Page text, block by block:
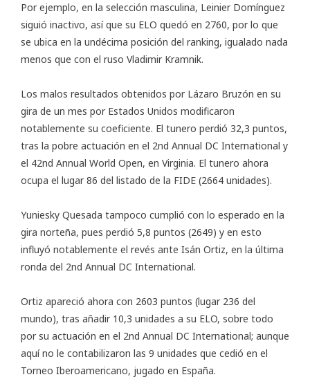
Por ejemplo, en la selección masculina, Leinier Domínguez
siguió inactivo, así que su ELO quedó en 2760, por lo que
se ubica en la undécima posición del ranking, igualado nada
menos que con el ruso Vladimir Kramnik.
Los malos resultados obtenidos por Lázaro Bruzón en su
gira de un mes por Estados Unidos modificaron
notablemente su coeficiente. El tunero perdió 32,3 puntos,
tras la pobre actuación en el 2nd Annual DC International y
el 42nd Annual World Open, en Virginia. El tunero ahora
ocupa el lugar 86 del listado de la FIDE (2664 unidades).
Yuniesky Quesada tampoco cumplió con lo esperado en la
gira norteña, pues perdió 5,8 puntos (2649) y en esto
influyó notablemente el revés ante Isán Ortiz, en la última
ronda del 2nd Annual DC International.
Ortiz apareció ahora con 2603 puntos (lugar 236 del
mundo), tras añadir 10,3 unidades a su ELO, sobre todo
por su actuación en el 2nd Annual DC International; aunque
aquí no le contabilizaron las 9 unidades que cedió en el
Torneo Iberoamericano, jugado en España.